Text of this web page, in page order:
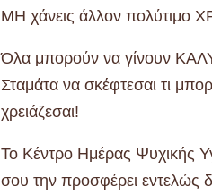
ΜΗ χάνεις άλλον
Όλα μπορούν να γίνουν
Σταμάτα να σκέφτεσαι τι
χρειάζεσαι!
Το Κέντρο Ημέρας Ψυχικής
σου την προσφέρει